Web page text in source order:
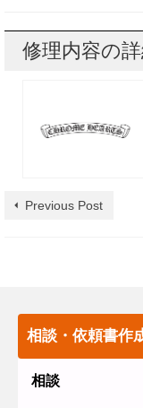
修理内容の
Previous Post
相談・依頼書作
相談